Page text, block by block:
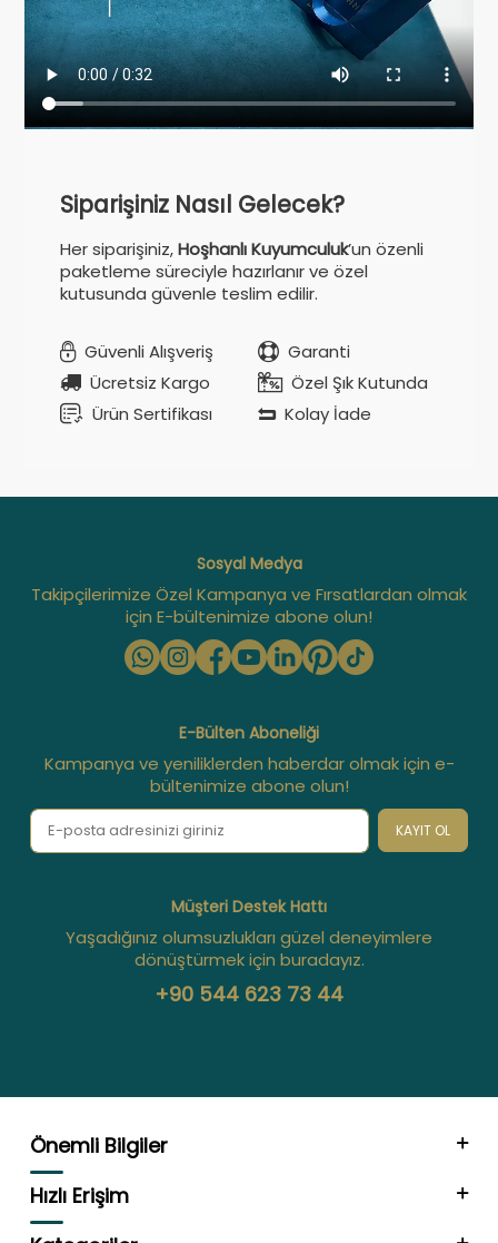
Siparişiniz Nasıl Gelecek?
Her siparişiniz,Hoşhanlı Kuyumculuk’un özenli
paketleme süreciyle hazırlanır ve özel
kutusunda güvenle teslim edilir.
Güvenli Alışveriş
Garanti
Ücretsiz Kargo
Özel Şık Kutunda
Ürün Sertifikası
Kolay İade
Sosyal Medya
Takipçilerimize Özel Kampanya ve Fırsatlardan olmak
için E-bültenimize abone olun!
E-Bülten Aboneliği
Kampanya ve yeniliklerden haberdar olmak için e-
bültenimize abone olun!
KAYIT OL
Müşteri Destek Hattı
Yaşadığınız olumsuzlukları güzel deneyimlere
dönüştürmek için buradayız.
+90 544 623 73 44
Önemli Bilgiler
Hızlı Erişim